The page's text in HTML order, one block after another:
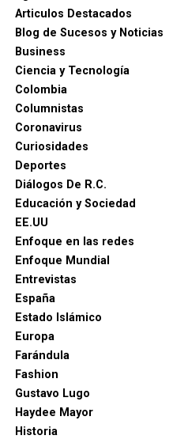
Articulos Destacados
Blog de Sucesos y Noticias
Business
Ciencia y Tecnología
Colombia
Columnistas
Coronavirus
Curiosidades
Deportes
Diálogos De R.C.
Educación y Sociedad
EE.UU
Enfoque en las redes
Enfoque Mundial
Entrevistas
España
Estado Islámico
Europa
Farándula
Fashion
Gustavo Lugo
Haydee Mayor
Historia